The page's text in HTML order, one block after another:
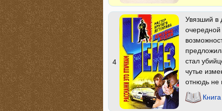
4
Увязший в
очередной
стал
чутье
отнюдь не